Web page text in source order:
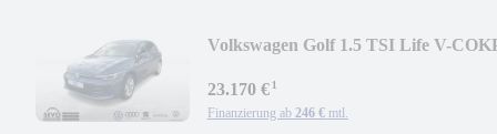
Volkswagen Golf 1.5 TSI Life V-
23.170 €¹
Finanzierung ab 246 € mtl.